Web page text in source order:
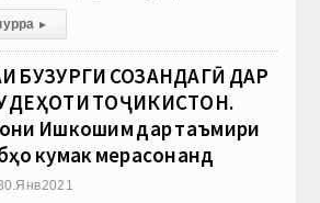
▸
БУЗУРГИ СОЗАНДАГӢ ДАР
ДЕҲОТИ ТОҶИКИСТОН.
Ишкошим дар таъмири
кумак мерасонанд
2021